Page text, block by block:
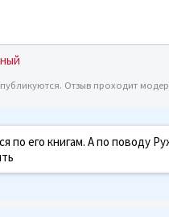
Отзыв проходит
по его книгам. А по поводу